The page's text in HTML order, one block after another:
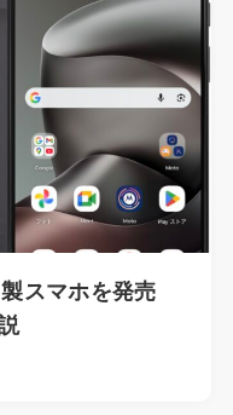
スマホを発売